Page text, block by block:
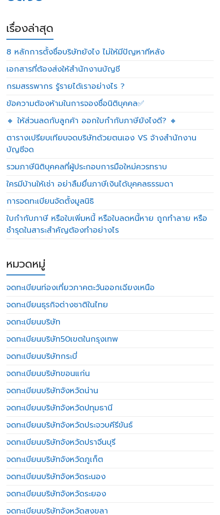
เรื่องล่าสุด
8 หลักการตั้งชื่อบริษัทยังไง ไม่ให้มีปัญหาทีหลัง
เอกสารที่ต้องส่งให้สำนักงานบัญชี
กรมสรรพากร รู้รายได้เราอย่างไร ?
ข้อความต้องห้ามในการจองชื่อนิติบุคคล✅
🔸 ให้ส่วนลดกับลูกค้า ออกใบกำกับภาษียังไงดี? 🔸
ตารางเปรียบเทียบจดบริษัทด้วยตนเอง VS จ้างสำนักงาน
บัญชีจด
รวมภาษีนิติบุคคลที่ผู้ประกอบการมือใหม่ควรทราบ
ใครมีบ้านให้เช่า อย่าลืมยื่นภาษีเงินได้บุคคลธรรมดา
การจดทะเบียนจัดตั้งมูลนิธิ
ใบกำกับภาษี หรือใบเพิ่มหนี้ หรือใบลดหนี้หาย ถูกทำลาย หรือ
ชำรุดในสาระสำคัญต้องทำอย่างไร
หมวดหมู่
จดทะเบียนท่องเที่ยวภาคตะวันออกเฉียงเหนือ
จดทะเบียนธุรกิจต่างชาติในไทย
จดทะเบียนบริษัท
จดทะเบียนบริษัท50เขตในกรุงเทพ
จดทะเบียนบริษัทกระบี่
จดทะเบียนบริษัทขอนแก่น
จดทะเบียนบริษัทจังหวัดน่าน
จดทะเบียนบริษัทจังหวัดปทุมธานี
จดทะเบียนบริษัทจังหวัดประจวบคีรีขันธ์
จดทะเบียนบริษัทจังหวัดปราจีนบุรี
จดทะเบียนบริษัทจังหวัดภูเก็ต
จดทะเบียนบริษัทจังหวัดระนอง
จดทะเบียนบริษัทจังหวัดระยอง
จดทะเบียนบริษัทจังหวัดสงขลา